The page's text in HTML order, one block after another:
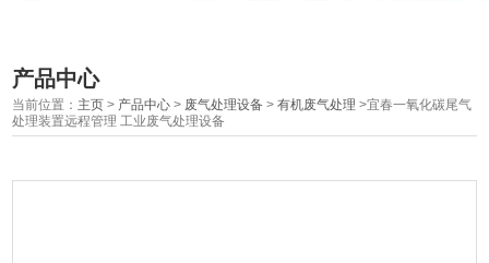
产品中心
当前位置： 主页 > 产品中心 > 废气处理设备 >有机废气处理 >宜春一氧化碳尾气
处理装置远程管理 工业废气处理设备